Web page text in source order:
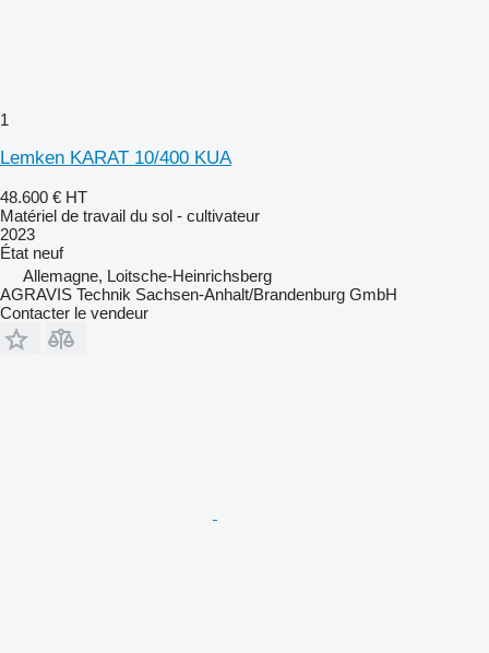
1
Lemken KARAT 10/400 KUA
48.600 € HT
Matériel de travail du sol - cultivateur
2023
État neuf
Allemagne, Loitsche-Heinrichsberg
AGRAVIS Technik Sachsen-Anhalt/Brandenburg GmbH
Contacter le vendeur